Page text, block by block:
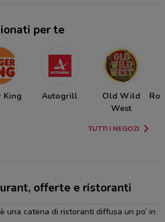
per te
King Autogrill
Old Wild
West
TUTTI I NEGOZI
offerte e ristoranti
è una catena di ristoranti diffusa un po’ in